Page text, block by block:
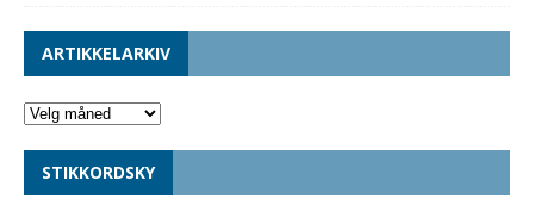
ARTIKKELARKIV
STIKKORDSKY